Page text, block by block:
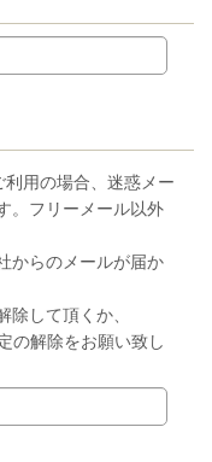
用の場合、迷惑メー
。フリーメール以外
からのメールが届か
して頂くか、
の解除をお願い致し